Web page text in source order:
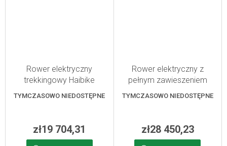
Rower elektryczny
trekkingowy Haibike
Trekking 7 Low dynamite
TYMCZASOWO NIEDOSTĘPNE
zł19 704,31
Rower elektryczny z
pełnym zawieszeniem
Haibike Adventr 11 Low
ABS grey/acacia S/40
TYMCZASOWO NIEDOSTĘPNE
zł28 450,23